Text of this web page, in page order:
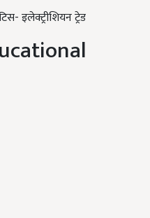
इलेक्ट्रीशियन ट्रेड